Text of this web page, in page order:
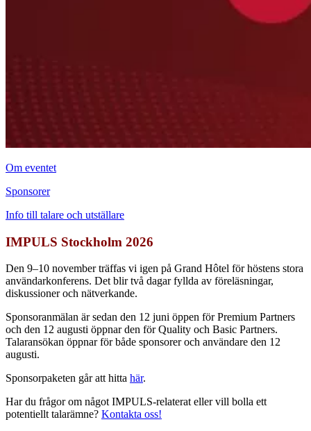
Om eventet
Sponsorer
Info till talare och utställare
IMPULS Stockholm 2026
Den 9–10 november träffas vi igen på Grand Hôtel för höstens stora
användarkonferens. Det blir två dagar fyllda av föreläsningar,
diskussioner och nätverkande.
Sponsoranmälan är sedan den 12 juni öppen för Premium Partners
och den 12 augusti öppnar den för Quality och Basic Partners.
Talaransökan öppnar för både sponsorer och användare den 12
augusti.
Sponsorpaketen går att hitta här.
Har du frågor om något IMPULS-relaterat eller vill bolla ett
potentiellt talarämne? Kontakta oss!